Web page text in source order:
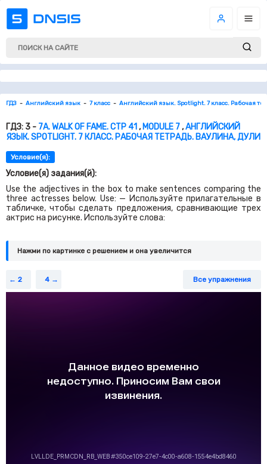
ГДЗ Английский язык 7 класс Английский язык. Spotlight. 7 класс. Рабочая
ГДЗ: 3 - 7A. WALK OF FAME. СТР 41, MODULE 7,АНГЛИЙСКИЙ
ЯЗЫК. SPOTLIGHT. 7 КЛАСС. РАБОЧАЯ ТЕТРАДЬ. ВАУЛИНА, ДУЛИ
Условие(я):
Условие(я) задания(й):
Use the adjectives in the box to make sentences comparing the
three actresses below. Use: — Используйте прилагательные в
табличке, чтобы сделать предложения, сравнивающие трех
актрис на рисунке. Используйте слова:
Нажми по картинке c решением и она увеличится
2 4 Все упражнения